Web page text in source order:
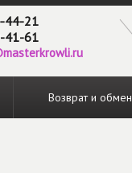
44-21
41-61
Возврат и обмен